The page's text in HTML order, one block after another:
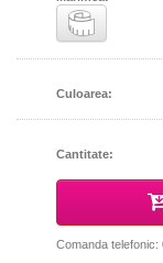
Culoarea:
Cantitate:
Comanda telefonic: